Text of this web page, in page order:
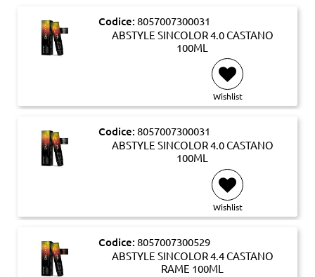
Codice: 8057007300031
ABSTYLE SINCOLOR 4.0 CASTANO
100ML
Wishlist
Codice: 8057007300031
ABSTYLE SINCOLOR 4.0 CASTANO
100ML
Wishlist
Codice: 8057007300529
ABSTYLE SINCOLOR 4.4 CASTANO
RAME 100ML